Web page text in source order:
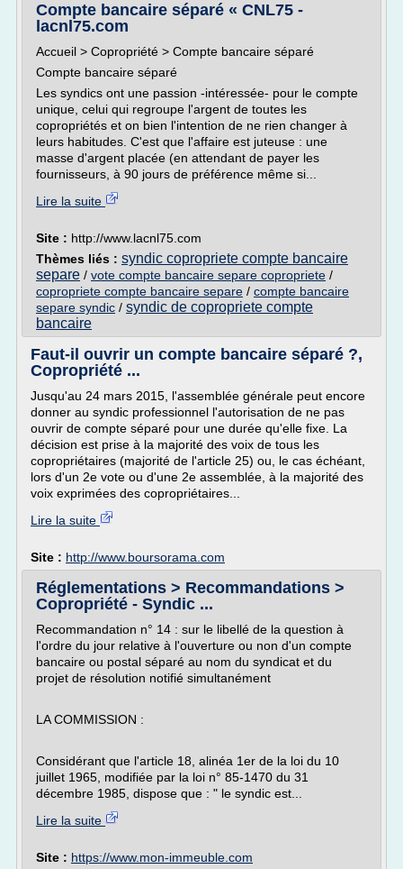
Compte bancaire séparé « CNL75 -
lacnl75.com
Accueil > Copropriété > Compte bancaire séparé
Compte bancaire séparé
Les syndics ont une passion -intéressée- pour le compte
unique, celui qui regroupe l'argent de toutes les
copropriétés et on bien l'intention de ne rien changer à
leurs habitudes. C'est que l'affaire est juteuse : une
masse d'argent placée (en attendant de payer les
fournisseurs, à 90 jours de préférence même si...
Lire la suite
Site : http://www.lacnl75.com
Thèmes liés : syndic copropriete compte bancaire
separe / vote compte bancaire separe copropriete /
copropriete compte bancaire separe / compte bancaire
separe syndic / syndic de copropriete compte
bancaire
Faut-il ouvrir un compte bancaire séparé ?,
Copropriété ...
Jusqu'au 24 mars 2015, l'assemblée générale peut encore
donner au syndic professionnel l'autorisation de ne pas
ouvrir de compte séparé pour une durée qu'elle fixe. La
décision est prise à la majorité des voix de tous les
copropriétaires (majorité de l'article 25) ou, le cas échéant,
lors d'un 2e vote ou d'une 2e assemblée, à la majorité des
voix exprimées des copropriétaires...
Lire la suite
Site : http://www.boursorama.com
Réglementations > Recommandations >
Copropriété - Syndic ...
Recommandation n° 14 : sur le libellé de la question à
l'ordre du jour relative à l'ouverture ou non d'un compte
bancaire ou postal séparé au nom du syndicat et du
projet de résolution notifié simultanément
LA COMMISSION :
Considérant que l'article 18, alinéa 1er de la loi du 10
juillet 1965, modifiée par la loi n° 85-1470 du 31
décembre 1985, dispose que : " le syndic est...
Lire la suite
Site : https://www.mon-immeuble.com